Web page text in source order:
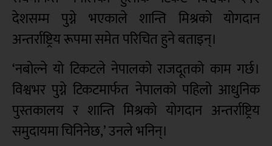
देशसम्म पुग्ने भएकाले शान्ति मिश्रको योगदान
अन्तर्राष्ट्रिय रूपमा समेत परिचित हुने बताइन्।
‘नबोल्ने यो टिकटले नेपालको राजदूतको काम गर्छ।
विश्वभर पुग्ने टिकटमार्फत नेपालको पहिलो आधुनिक
पुस्तकालय र शान्ति मिश्रको योगदान अन्तर्राष्ट्रिय
समुदायमा चिनिनेछ,’ उनले भनिन्।